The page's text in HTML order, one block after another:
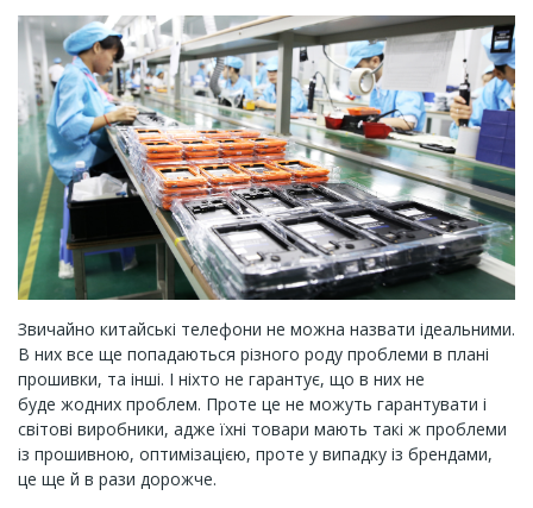
Звичайно китайські телефони не можна назвати ідеальними.
В них все ще попадаються різного роду проблеми в плані
прошивки, та інші. І ніхто не гарантує, що в них не
буде жодних проблем. Проте це не можуть гарантувати і
світові виробники, адже їхні товари мають такі ж проблеми
із прошивною, оптимізацією, проте у випадку із брендами,
це ще й в рази дорожче.